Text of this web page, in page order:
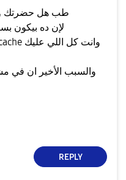
طب هل حضرتك
لإن ده بيكون بسبب 3 اسباب والوصله
والسبب الأخير ان في
REPLY